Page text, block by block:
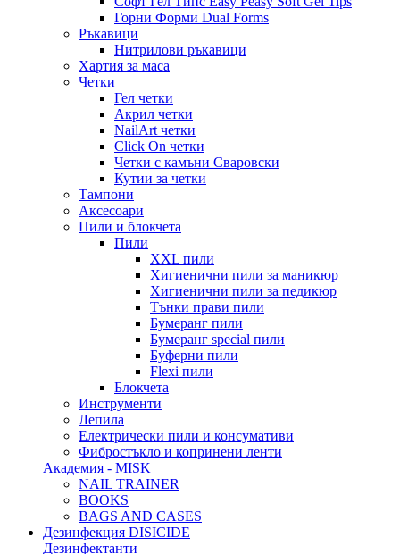
Горни Форми Dual Forms
Ръкавици
Нитрилови ръкавици
Хартия за маса
Четки
Гел четки
Акрил четки
NailArt четки
Click On четки
Четки с камъни Сваровски
Кутии за четки
Тампони
Аксесоари
Пили и блокчета
Пили
XXL пили
Хигиенични пили за маникюр
Хигиенични пили за педикюр
Тънки прави пили
Бумеранг пили
Бумеранг special пили
Буферни пили
Flexi пили
Блокчета
Инструменти
Лепила
Електрически пили и консумативи
Фибростъкло и копринени ленти
Академия - MISK
NAIL TRAINER
BOOKS
BAGS AND CASES
Дезинфекция DISICIDE
Дезинфектанти